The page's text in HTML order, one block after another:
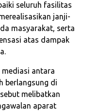
seluruh fasilitas
janji-
masyarakat, serta
atas dampak
antara
berlangsung di
melibatkan
aparat